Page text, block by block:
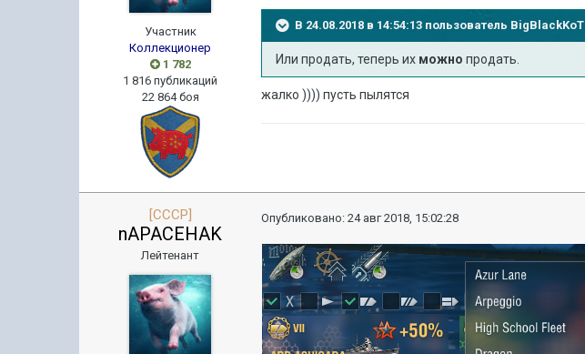
Участник
Коллекционер
1 782
1 816 публикаций
22 864 боя
В 24.08.2018 в 14:54:13 пользователь BigBlackKoT
Или продать, теперь их можно продать.
жалко )))) пусть пылятся
[CCCP]
nAPACEHAK
Лейтенант
Опубликовано:24 авг 2018, 15:02:28